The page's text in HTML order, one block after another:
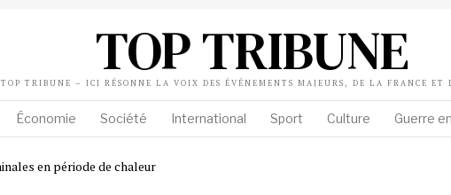
TOP TRIBUNE
TOP TRIBUNE – ICI RÉSONNE LA VOIX DES ÉVÉNEMENTS MAJEURS, DE LA FRANCE ET
Économie Société International Sport Culture Guerre